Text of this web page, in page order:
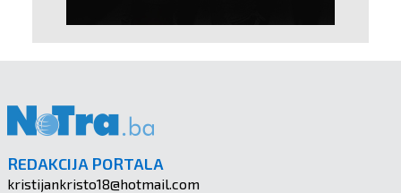
REDAKCIJA PORTALA
kristijankristo18@hotmail.com